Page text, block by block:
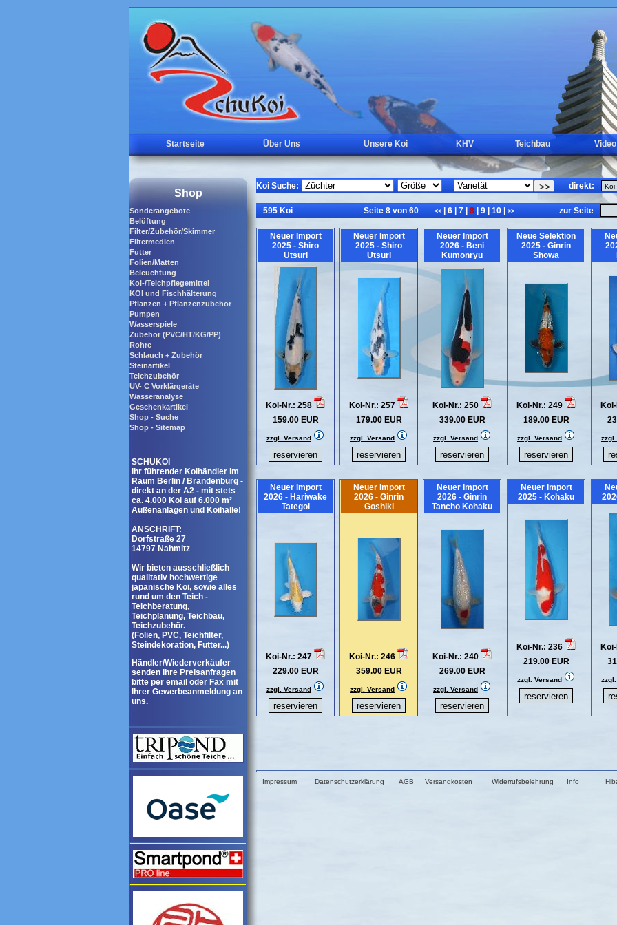
Startseite Über Uns Unsere Koi KHV Teichbau Video
Shop
Sonderangebote
Belüftung
Filter/Zubehör/Skimmer
Filtermedien
Futter
Folien/Matten
Beleuchtung
Koi-/Teichpflegemittel
KOI und Fischhälterung
Pflanzen + Pflanzenzubehör
Pumpen
Wasserspiele
Zubehör (PVC/HT/KG/PP)
Rohre
Schlauch + Zubehör
Steinartikel
Teichzubehör
UV- C Vorklärgeräte
Wasseranalyse
Geschenkartikel
Shop - Suche
Shop - Sitemap
SCHUKOI
Ihr führender Koihändler im
Raum Berlin / Brandenburg -
direkt an der A2 - mit stets
ca. 4.000 Koi auf 6.000 m²
Außenanlagen und Koihalle!
ANSCHRIFT:
Dorfstraße 27
14797 Nahmitz
Wir bieten ausschließlich
qualitativ hochwertige
japanische Koi, sowie alles
rund um den Teich -
Teichberatung,
Teichplanung, Teichbau,
Teichzubehör.
(Folien, PVC, Teichfilter,
Steindekoration, Futter...)
Händler/Wiederverkäufer
senden Ihre Preisanfragen
bitte per email oder Fax mit
Ihrer Gewerbeanmeldung an
uns.
Koi Suche: direkt:
595 Koi Seite 8 von 60 << 6 7 8 9 10 >> zur Seite
Neuer Import
2025 - Shiro
Utsuri
Koi-Nr.: 258
159.00 EUR
zzgl. Versand
Neuer Import
2025 - Shiro
Utsuri
Koi-Nr.: 257
179.00 EUR
zzgl. Versand
Neuer Import
2026 - Beni
Kumonryu
Koi-Nr.: 250
339.00 EUR
zzgl. Versand
Neue Selektion
2025 - Ginrin
Showa
Koi-Nr.: 249
189.00 EUR
zzgl. Versand
Neuer Import
2026 - Hariwake
Tategoi
Koi-Nr.: 247
229.00 EUR
zzgl. Versand
Neuer Import
2026 - Ginrin
Goshiki
Koi-Nr.: 246
359.00 EUR
zzgl. Versand
Neuer Import
2026 - Ginrin
Tancho Kohaku
Koi-Nr.: 240
269.00 EUR
zzgl. Versand
Neuer Import
2025 - Kohaku
Koi-Nr.: 236
219.00 EUR
zzgl. Versand
Impressum Datenschutzerklärung AGB Versandkosten Widerrufsbelehrung Info